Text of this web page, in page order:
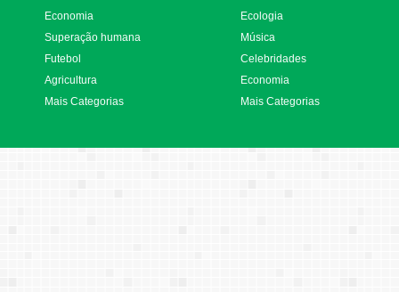
Economia
Superação humana
Futebol
Agricultura
Mais Categorias
Ecologia
Música
Celebridades
Economia
Mais Categorias